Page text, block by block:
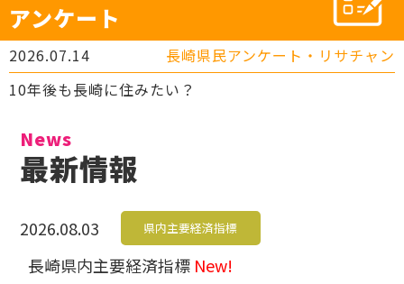
アンケート
2026.07.14
長崎県民アンケート・リサチャン
10年後も長崎に住みたい？
News
最新情報
2026.08.03 県内主要経済指標
長崎県内主要経済指標 New!